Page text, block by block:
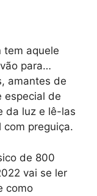
tem aquele
para…
amantes de
especial de
da luz e lê-las
preguiça.
de 800
vai se ler
como